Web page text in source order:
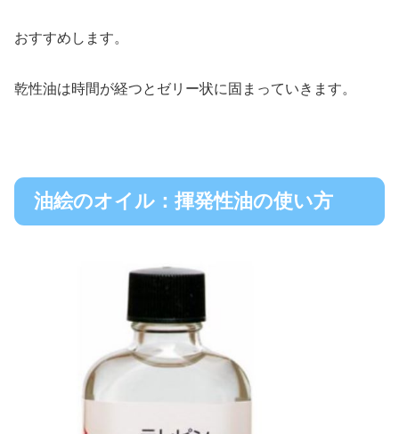
おすすめします。
乾性油は時間が経つとゼリー状に固まっていきます。
油絵のオイル：揮発性油の使い方